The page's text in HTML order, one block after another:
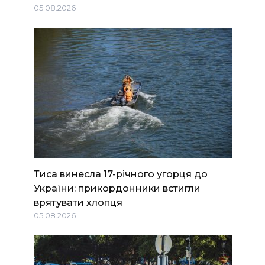
05.08.2026
Тиса винесла 17-річного угорця до
України: прикордонники встигли
врятувати хлопця
05.08.2026